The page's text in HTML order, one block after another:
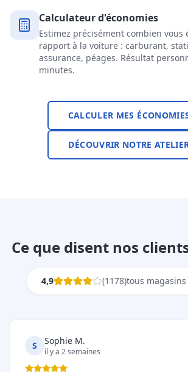
Calculateur d'économies
Estimez précisément combien vous
rapport à la voiture : carburant,
assurance, péages. Résultat
minutes.
CALCULER MES
DÉCOUVRIR NOTRE
Ce que disent nos
4,9 (1178)tous
I Isa F
il y a 2 semaines